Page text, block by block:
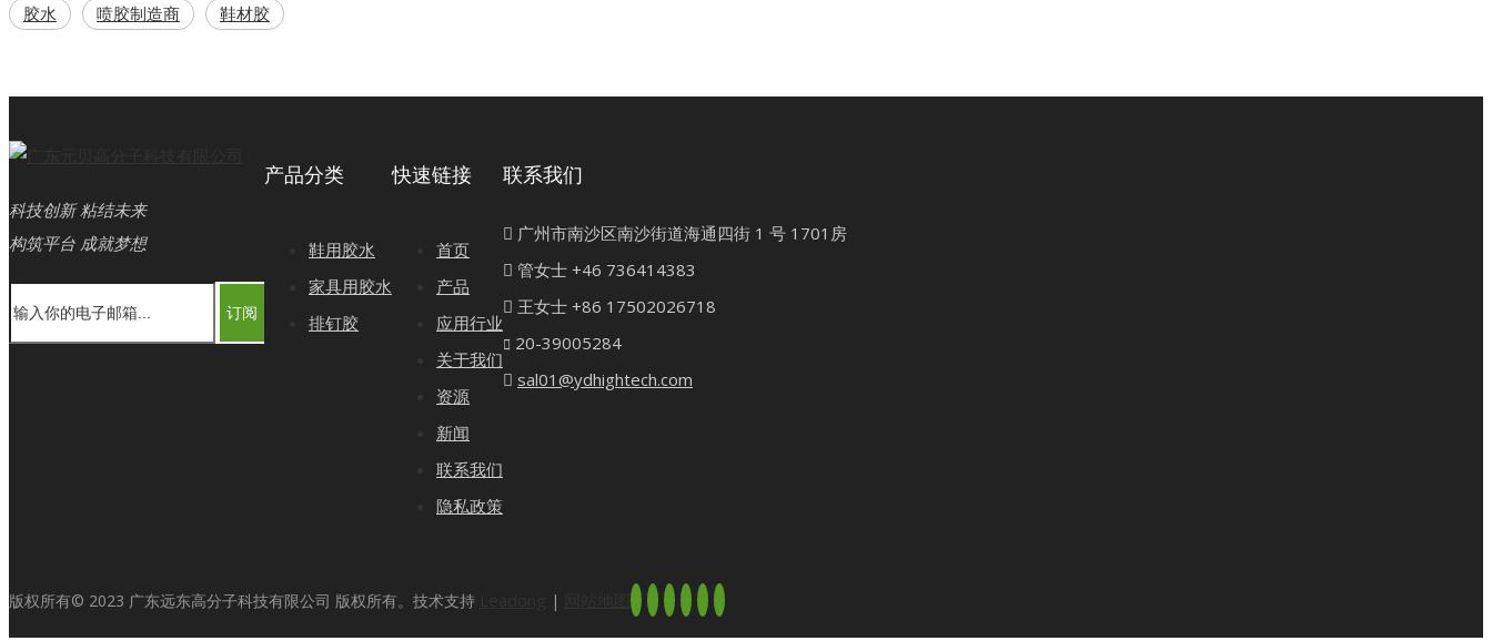
胶水 喷胶制造商 鞋材胶
科技创新 粘结未来
构筑平台 成就梦想
订阅
产品分类
鞋用胶水
家具用胶水
排钉胶
快速链接
首页
产品
应用行业
关于我们
资源
新闻
联系我们
隐私政策
联系我们
 广州市南沙区南沙街道海通四街 1 号 1701房
 管女士 +46 736414383
 王女士 +86 17502026718
 20-39005284
 sal01@ydhightech.com
版权所有© 2023 广东远东高分子科技有限公司 版权所有。技术支持 |